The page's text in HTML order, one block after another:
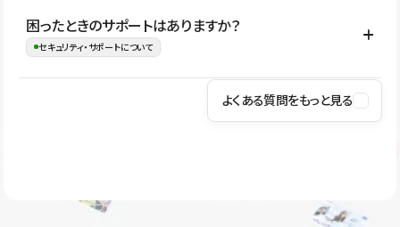
ながらレイアウトに影響を与えずに更新作業を進めやすくなりま
す。
Studioでは、公開サイトやサービスを安全に利用できるよう、通信
の暗号化、データ保護、アクセス管理、脆弱性対策など、複数の観
はSSL/TLSによる通信暗号化に対応しており、悪質なスクリプトの
困ったときのサポートはありますか？
セキュリティ・サポートについて
操作方法や機能については、ヘルプセンターでご確認いただけま
ユーザー同士で質問・相談できるコミュニティもご利用ください。
よくある質問をもっと見る